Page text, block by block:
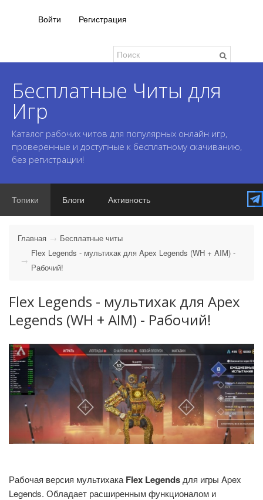
Войти Регистрация
Бесплатные Читы для
Игр
Каталог рабочих читов для популярных онлайн игр,
проверенные и доступные к бесплатному скачиванию,
без регистрации!
Топики Блоги Активность
Главная
Бесплатные читы
Flex Legends - мультихак для Apex Legends (WH + AIM) -
Рабочий!
Flex Legends - мультихак для Apex
Legends (WH + AIM) - Рабочий!
Рабочая версия мультихака Flex Legends для игры Apex
Legends. Обладает расширенным функционалом и